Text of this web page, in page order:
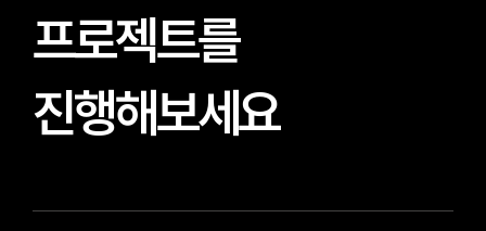
프로젝트를
진행해보세요